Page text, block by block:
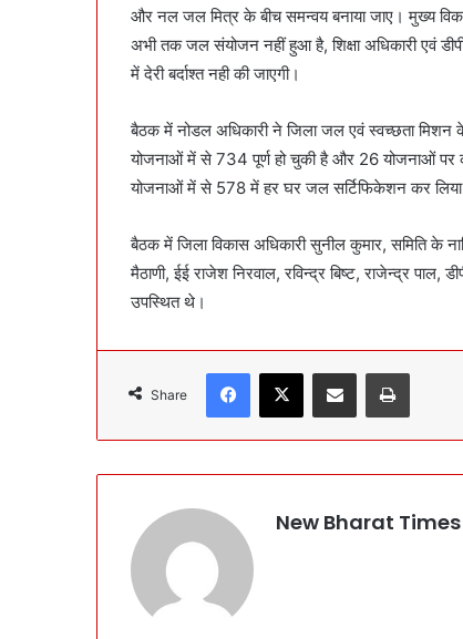
और नल जल मित्र के बीच समन्वय बनाया जाए। मुख्य
अभी तक जल संयोजन नहीं हुआ है, शिक्षा अधिकारी एवं
में देरी बर्दाश्त नही की जाएगी।
बैठक में नोडल अधिकारी ने जिला जल एवं स्वच्छता मिशन
योजनाओं में से 734 पूर्ण हो चुकी है और 26 योजनाओं पर
योजनाओं में से 578 में हर घर जल सर्टिफिकेशन कर लिया
बैठक में जिला विकास अधिकारी सुनील कुमार, समिति के
मैठाणी, ईई राजेश निरवाल, रविन्द्र बिष्ट, राजेन्द्र
उपस्थित थे।
Share
New Bharat Times